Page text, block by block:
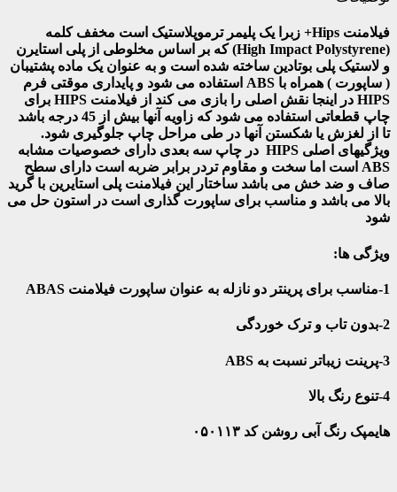
فیلامنت Hips+ زبرا یک پلیمر ترموپلاستیک است مخفف کلمه
(High Impact Polystyrene) که بر اساس مخلوطی از پلی استایرن
و لاستیک پلی بوتادین ساخته شده است و به عنوان یک ماده پشتیبان
( ساپورت ) همراه با ABS استفاده می شود و پایداری موقتی فرم
HIPS در اینجا نقش اصلی را بازی می کند از فیلامنت HIPS برای
چاپ قطعاتی استفاده می شود که زاویه آنها بیش از 45 درجه باشد
تا از لغزش یا شکستن آنها در طی مراحل چاپ جلوگیری شود.
ویژگیهای اصلی HIPS در چاپ سه بعدی دارای خصوصیات مشابه
ABS است اما سخت و مقاوم تردر برابر ضربه است دارای سطح
صاف و ضد خش می باشد ساختار این فیلامنت پلی استایرین با گرید
بالا می باشد و مناسب برای ساپورت گذاری است در استون حل می
شود
ویژگی ها:
1-مناسب برای پرینتر دو نازله به عنوان ساپورت فیلامنت ABAS
2-بدون تاب و ترک خوردگی
3-پرینت زیباتر نسبت به ABS
4-تنوع رنگ بالا
هایمپک رنگ آبی روشن کد ۰۵۰۱۱۳